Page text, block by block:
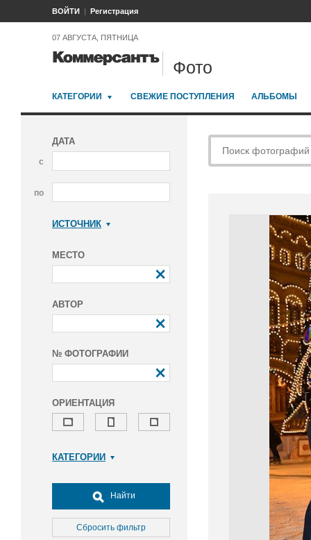
ВОЙТИ Регистрация
07 АВГУСТА, ПЯТНИЦА
Фото
КАТЕГОРИИ СВЕЖИЕ ПОСТУПЛЕНИЯ АЛЬБОМЫ
ДАТА
с
по
ИСТОЧНИК
МЕСТО
АВТОР
№ ФОТОГРАФИИ
ОРИЕНТАЦИЯ
КАТЕГОРИИ
Досуг, туризм и отдых
Культура
Медицина
Найти
Сбросить фильтр